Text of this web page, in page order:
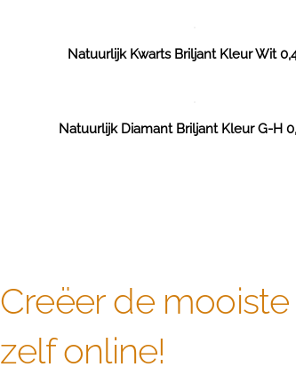
Natuurlijk Kwarts Briljant Kleur Wit
Natuurlijk Diamant Briljant Kleur G-H
Creëer de
zelf online!